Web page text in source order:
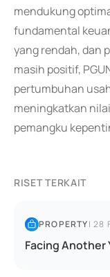
mendukung
fundamental
yang rendah, dan
masih positif,
pertumbuhan
meningkatkan
pemangku
RISET TERKAIT
PROPERTY|28
Facing Another